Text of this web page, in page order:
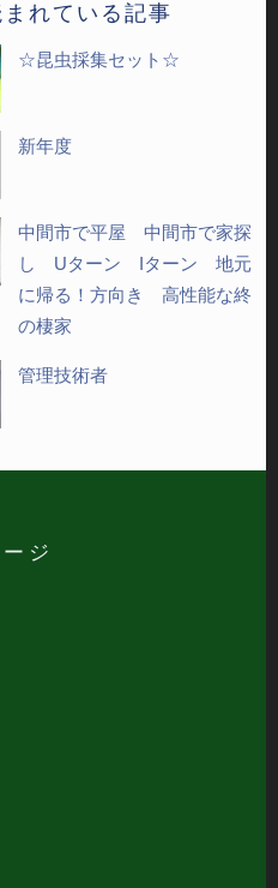
まれている記事
☆昆虫採集セット☆
新年度
中間市で平屋 中間市で家探
し Uターン Iターン 地元
に帰る！方向き 高性能な終
の棲家
管理技術者
ジ